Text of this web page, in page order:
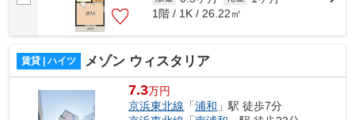
1階 / 1K / 26.22㎡
賃貸 | ハイツ メゾン ウィスタリア
7.3万円
京浜東北線 「浦和 」駅 徒歩7分